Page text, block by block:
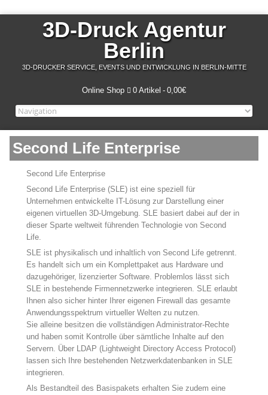
3D-Druck Agentur
Berlin
3D-DRUCKER SERVICE, EVENTS UND ENTWICKLUNG IN BERLIN-MITTE
Online Shop 0 Artikel 0,00€
Second Life Enterprise
Second Life Enterprise
Second Life Enterprise (SLE) ist eine speziell für
Unternehmen entwickelte IT-Lösung zur Darstellung einer
eigenen virtuellen 3D-Umgebung. SLE basiert dabei auf der in
dieser Sparte weltweit führenden Technologie von Second
Life.
SLE ist physikalisch und inhaltlich von Second Life getrennt.
Es handelt sich um ein Komplettpaket aus Hardware und
dazugehöriger, lizenzierter Software. Problemlos lässt sich
SLE in bestehende Firmennetzwerke integrieren. SLE erlaubt
Ihnen also sicher hinter Ihrer eigenen Firewall das gesamte
Anwendungsspektrum virtueller Welten zu nutzen.
Sie alleine besitzen die vollständigen Administrator-Rechte
und haben somit Kontrolle über sämtliche Inhalte auf den
Servern. Über LDAP (Lightweight Directory Access Protocol)
lassen sich Ihre bestehenden Netzwerkdatenbanken in SLE
integrieren.
Als Bestandteil des Basispakets erhalten Sie zudem eine